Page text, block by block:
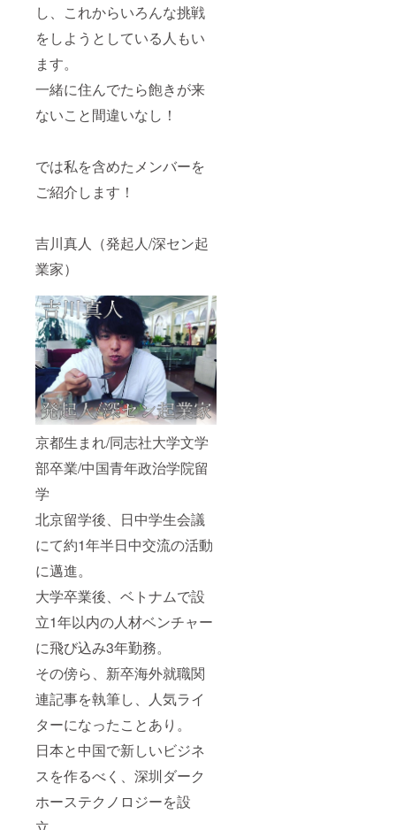
し、これからいろんな挑戦
をしようとしている人もい
ます。
一緒に住んでたら飽きが来
ないこと間違いなし！
では私を含めたメンバーを
ご紹介します！
吉川真人（発起人/深セン起
業家）
京都生まれ/同志社大学文学
部卒業/中国青年政治学院留
学
北京留学後、日中学生会議
にて約1年半日中交流の活動
に邁進。
大学卒業後、ベトナムで設
立1年以内の人材ベンチャー
に飛び込み3年勤務。
その傍ら、新卒海外就職関
連記事を執筆し、人気ライ
ターになったことあり。
日本と中国で新しいビジネ
スを作るべく、深圳ダーク
ホーステクノロジーを設